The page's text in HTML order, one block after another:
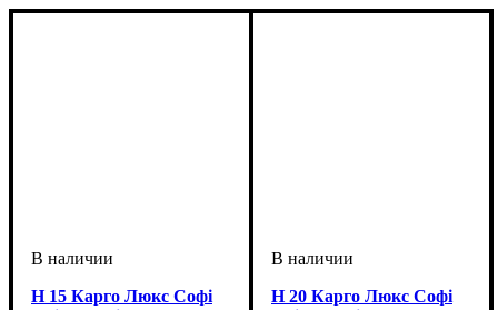
Н 15 Карго Люкс Софі
Н 20 Карго Люкс Софі